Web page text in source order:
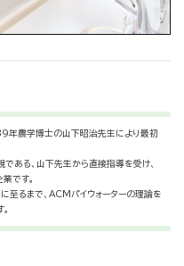
年農学博士の山下昭治先生により最初
ある、山下先生から直接指導を受け、
です。
至るまで、ACMパイウォーターの理論を